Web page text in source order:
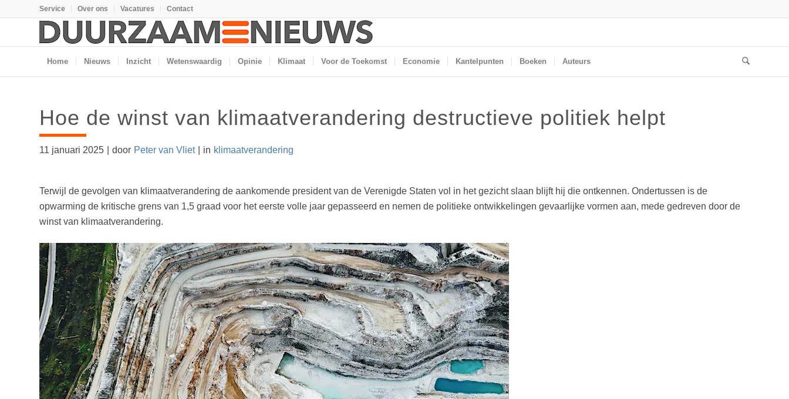
Service Over ons Vacatures Contact
Home Nieuws Inzicht Wetenswaardig Opinie Klimaat Voor de Toekomst Economie Kantelpunten Boeken Auteurs
Hoe de winst van klimaatverandering destructieve politiek helpt
11 januari 2025 door Peter van Vliet in klimaatverandering
Terwijl de gevolgen van klimaatverandering de aankomende president van de Verenigde Staten vol in het gezicht slaan blijft hij die ontkennen. Ondertussen is de
opwarming de kritische grens van 1,5 graad voor het eerste volle jaar gepasseerd en nemen de politieke ontwikkelingen gevaarlijke vormen aan, mede gedreven door de
winst van klimaatverandering.